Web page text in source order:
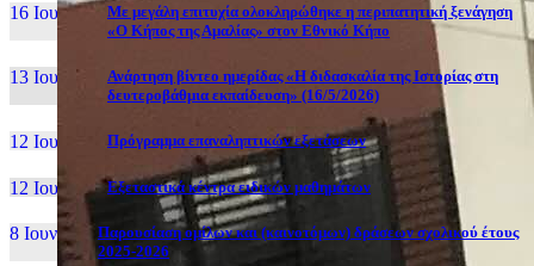
16 Ιουν, 26
Με μεγάλη επιτυχία ολοκληρώθηκε η περιπατητική ξενάγηση
«Ο Κήπος της Αμαλίας» στον Εθνικό Κήπο
13 Ιουν, 26
Ανάρτηση βίντεο ημερίδας «Η διδασκαλία της Ιστορίας στη
δευτεροβάθμια εκπαίδευση» (16/5/2026)
12 Ιουν, 26 Πρόγραμμα επαναληπτικών εξετάσεων
12 Ιουν, 26 Εξεταστικά κέντρα ειδικών μαθημάτων
8 Ιουν, 26
Παρουσίαση ομίλων και (καινοτόμων) δράσεων σχολικού έτους
2025-2026